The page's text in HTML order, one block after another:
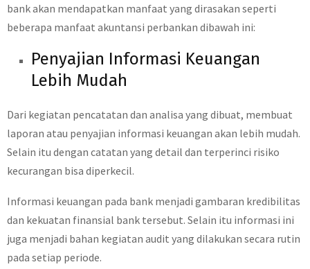
bank akan mendapatkan manfaat yang dirasakan seperti
beberapa manfaat akuntansi perbankan dibawah ini:
Penyajian Informasi Keuangan
Lebih Mudah
Dari kegiatan pencatatan dan analisa yang dibuat, membuat
laporan atau penyajian informasi keuangan akan lebih mudah.
Selain itu dengan catatan yang detail dan terperinci risiko
kecurangan bisa diperkecil.
Informasi keuangan pada bank menjadi gambaran kredibilitas
dan kekuatan finansial bank tersebut. Selain itu informasi ini
juga menjadi bahan kegiatan audit yang dilakukan secara rutin
pada setiap periode.